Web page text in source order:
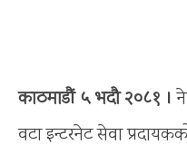
काठमाडौं ५ भदौ २०८१ ।
वटा इन्टरनेट सेवा